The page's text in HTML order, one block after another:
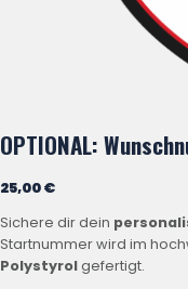
OPTIONAL:
25,00€
Sichere dir dein
Startnummer wird im
Polystyrolgefertigt.